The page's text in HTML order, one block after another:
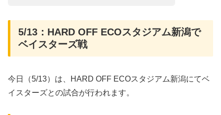
5/13：HARD OFF ECOスタジアム新潟で
ベイスターズ戦
今日（5/13）は、HARD OFF ECOスタジアム新潟にてベ
イスターズとの試合が行われます。